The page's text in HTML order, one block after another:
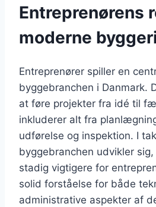
Entreprenørens
moderne
Entreprenører spiller en
byggebranchen i Danmark.
at føre projekter fra idé til
inkluderer alt fra
udførelse og inspektion. I
byggebranchen udvikler
stadig vigtigere for
solid forståelse for både
administrative aspekter af